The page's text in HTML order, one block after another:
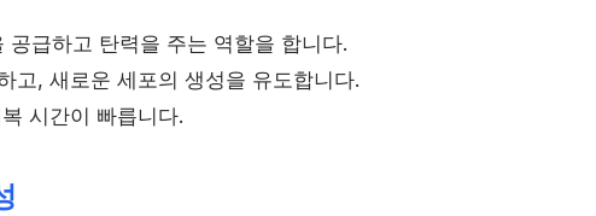
공급하고 탄력을 주는 역할을 합니다.
고, 새로운 세포의 생성을 유도합니다.
시간이 빠릅니다.